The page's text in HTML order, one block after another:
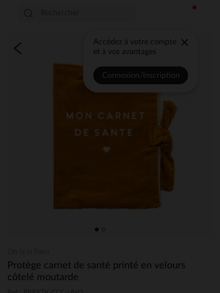
Accédez à votre compte
et à vos avantages
Connexion/Inscription
Protège carnet de santé printé en velours
côtelé moutarde